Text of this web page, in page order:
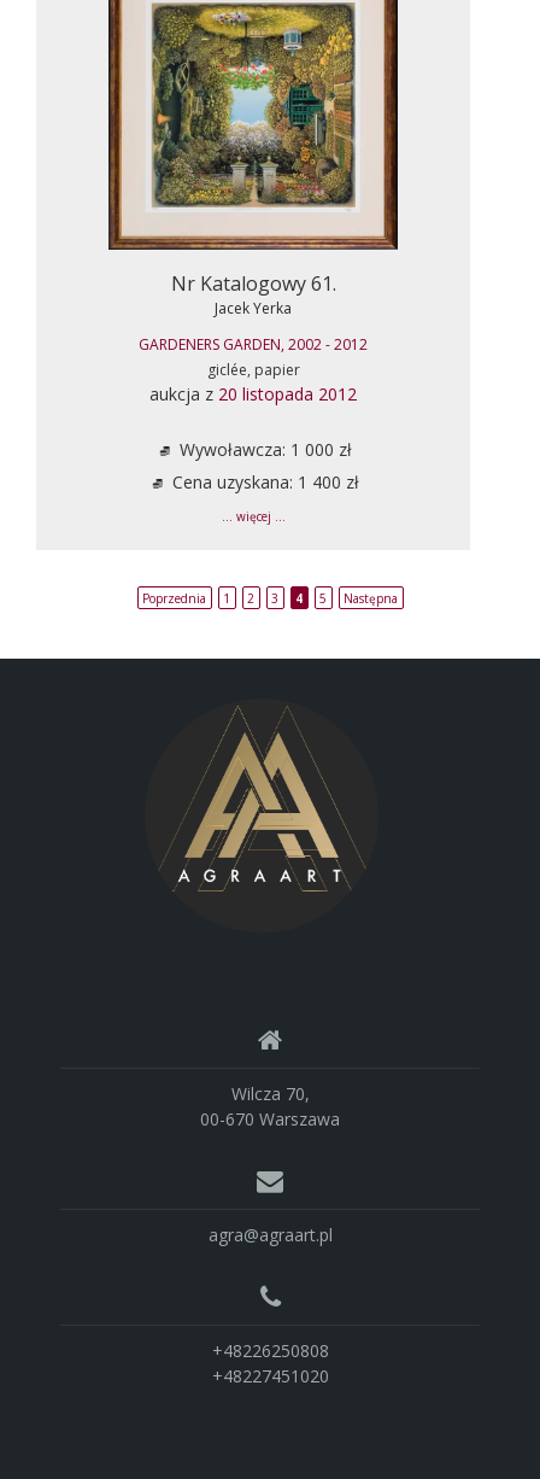
Nr Katalogowy 61.
Jacek Yerka
GARDENERS GARDEN, 2002 - 2012
giclée, papier
aukcja z 20 listopada 2012
Wywoławcza: 1 000 zł
Cena uzyskana: 1 400 zł
... więcej ...
Poprzednia 1 2 3 4 5 Następna
Wilcza 70,
00-670 Warszawa
agra@agraart.pl
+48226250808
+48227451020